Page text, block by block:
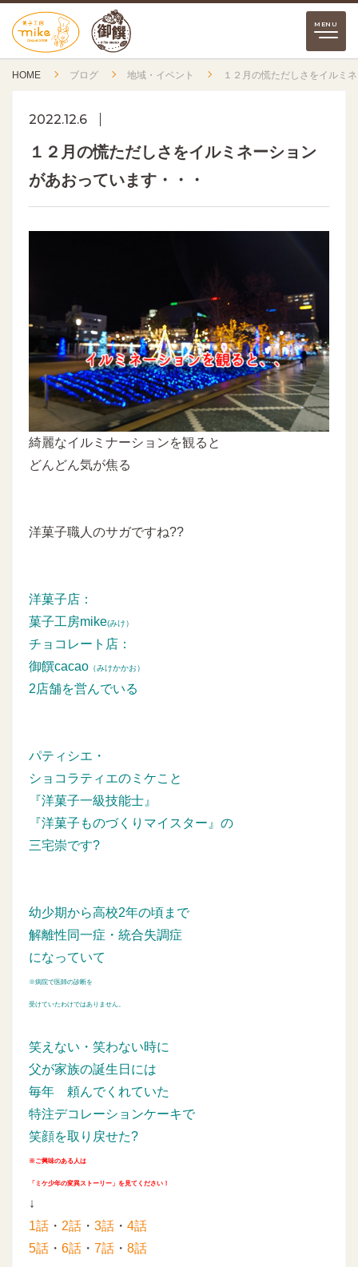
HOME ブログ 地域・イベント １２月の慌ただしさをイルミ
2022.12.6
１２月の慌ただしさをイルミネーション
があおっています・・・
綺麗なイルミナーションを観ると
どんどん気が焦る
洋菓子職人のサガですね??
洋菓子店：
菓子工房mike(みけ）
チョコレート店：
御饌cacao （みけかかお）
2店舗を営んでいる
パティシエ・
ショコラティエのミケこと
『洋菓子一級技能士』
『洋菓子ものづくりマイスター』の
三宅崇です?
幼少期から高校2年の頃まで
解離性同一症・統合失調症
になっていて
※病院で医師の診断を
受けていたわけではありません。
笑えない・笑わない時に
父が家族の誕生日には
毎年 頼んでくれていた
特注デコレーションケーキで
笑顔を取り戻せた?
※ご興味のある人は
「ミケ少年の変異ストーリー」を見てください！
↓
1話 ・ 2話 ・ 3話 ・ 4話
5話 ・ 6話 ・ 7話 ・ 8話